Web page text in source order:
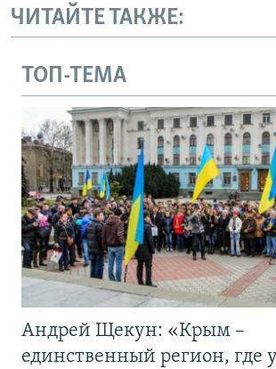
ЧИТАЙТЕ ТАКЖЕ:
ТОП-ТЕМА
Андрей Щекун: «Крым –
единственный регион, где